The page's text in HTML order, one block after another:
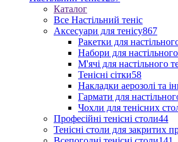
Каталог
Все Настільний теніс
Аксесуари для тенісу867
Ракетки для
Набори для
М'ячі для настільного
Тенісні сітки58
Накладки аерозолі та
Гармати для
Чохли для тенісних
Професійні тенісні столи44
Тенісні столи для закритих